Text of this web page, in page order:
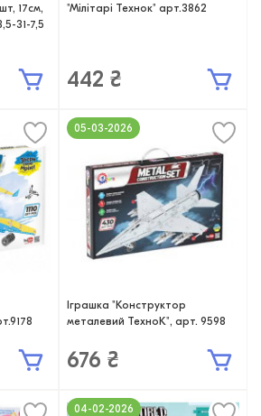
17см,
31-7,5
"Мілітарі Технок" арт.3862
442 ₴
Іграшка "Конструктор
металевий ТехноК", арт. 9598
676 ₴
05-03-2026
04-02-2026